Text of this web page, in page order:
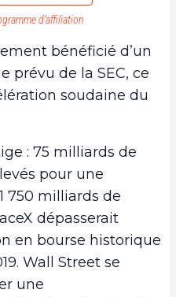
d’affiliation
bénéficié d’un
prévu de la SEC, ce
soudaine du
: 75 milliards de
pour une
750 milliards de
dépasserait
en bourse historique
Wall Street se
une